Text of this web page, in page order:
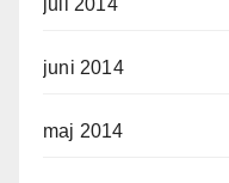
juli 2014
juni 2014
maj 2014